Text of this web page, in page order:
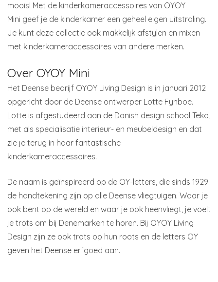
moois! Met de kinderkameraccessoires van OYOY
Mini geef je de kinderkamer een geheel eigen uitstraling.
Je kunt deze collectie ook makkelijk afstylen en mixen
met kinderkameraccessoires van andere merken.
Over OYOY Mini
Het Deense bedrijf OYOY Living Design is in januari 2012
opgericht door de Deense ontwerper Lotte Fynboe.
Lotte is afgestudeerd aan de Danish design school Teko,
met als specialisatie interieur- en meubeldesign en dat
zie je terug in haar fantastische
kinderkameraccessoires.
De naam is geïnspireerd op de OY-letters, die sinds 1929
de handtekening zijn op alle Deense vliegtuigen. Waar je
ook bent op de wereld en waar je ook heenvliegt, je voelt
je trots om bij Denemarken te horen. Bij OYOY Living
Design zijn ze ook trots op hun roots en de letters OY
geven het Deense erfgoed aan.